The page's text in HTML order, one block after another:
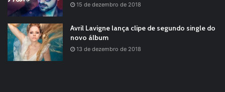
15 de dezembro de 2018
Avril Lavigne lança clipe de segundo single do
novo álbum
13 de dezembro de 2018